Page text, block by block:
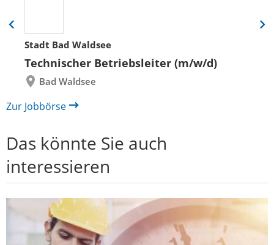
Stadt Bad Waldsee
Technischer Betriebsleiter (m/w/d)
Bad Waldsee
Folie
zurück
Eine
Zur Jobbörse
Das könnte Sie auch
interessieren